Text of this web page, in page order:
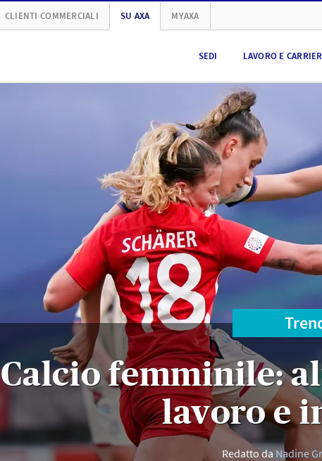
CLIENTI COMMERCIALI SU AXA MYAXA
SEDI LAVORO E
Calcio femminile:
lavoro e
Redatto da Nadine